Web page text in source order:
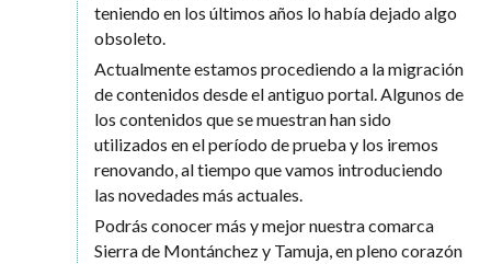
teniendo en los últimos años lo había dejado algo
obsoleto.
Actualmente estamos procediendo a la migración
de contenidos desde el antiguo portal. Algunos de
los contenidos que se muestran han sido
utilizados en el período de prueba y los iremos
renovando, al tiempo que vamos introduciendo
las novedades más actuales.
Podrás conocer más y mejor nuestra comarca
Sierra de Montánchez y Tamuja, en pleno corazón